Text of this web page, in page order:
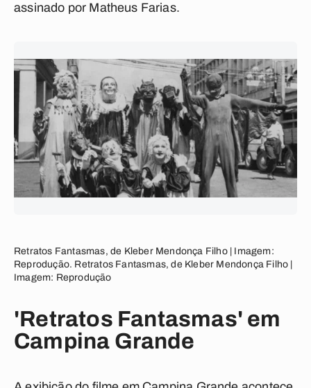
assinado por Matheus Farias.
Retratos Fantasmas, de Kleber Mendonça Filho | Imagem:
Reprodução. Retratos Fantasmas, de Kleber Mendonça Filho |
Imagem: Reprodução
'Retratos Fantasmas' em
Campina Grande